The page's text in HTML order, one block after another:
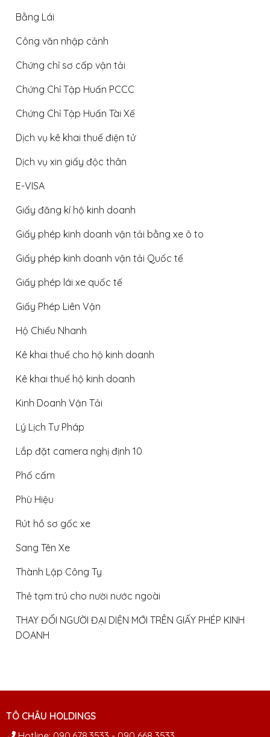
Bằng Lái
Công văn nhập cảnh
Chứng chỉ sơ cấp vận tải
Chứng Chỉ Tập Huấn PCCC
Chứng Chỉ Tập Huấn Tài Xế
Dịch vụ kê khai thuế điện tử
Dịch vụ xin giấy độc thân
E-VISA
Giấy đăng kí hộ kinh doanh
Giấy phép kinh doanh vận tải bằng xe ô to
Giấy phép kinh doanh vận tải Quốc tế
Giấy phép lái xe quốc tế
Giấy Phép Liên Vận
Hộ Chiếu Nhanh
Kê khai thuế cho hộ kinh doanh
Kê khai thuế hộ kinh doanh
Kinh Doanh Vận Tải
Lý Lịch Tư Pháp
Lắp đặt camera nghị định 10
Phố cấm
Phù Hiệu
Rút hồ sơ gốc xe
Sang Tên Xe
Thành Lập Công Ty
Thẻ tạm trú cho nười nước ngoài
THAY ĐỔI NGƯỜI ĐẠI DIỆN MỚI TRÊN GIẤY PHÉP KINH
DOANH
TÔ CHÂU HOLDINGS